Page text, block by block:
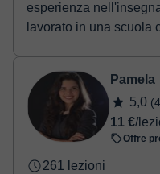
esperienza
lavorato in una scuola
Pamela
5,0
11 €/
Offre
261 lezioni